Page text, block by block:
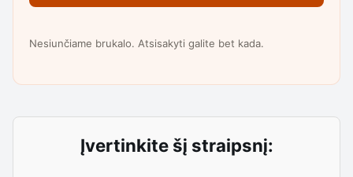
Nesiunčiame brukalo. Atsisakyti galite bet kada.
Įvertinkite šį straipsnį: